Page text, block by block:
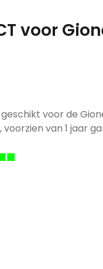
voor
voor de
van 1 jaar